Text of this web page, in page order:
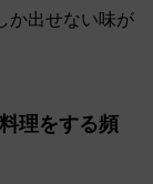
か出せない味が
理をする頻